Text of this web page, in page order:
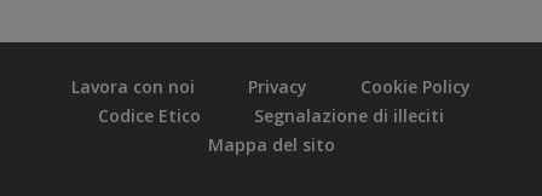
Lavora con noi Privacy
Cookie Policy
Codice Etico
Segnalazione di illeciti
Mappa del sito